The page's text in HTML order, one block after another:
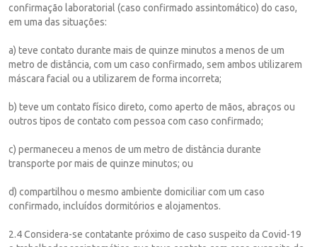
confirmação laboratorial (caso confirmado assintomático) do caso,
em uma das situações:
a) teve contato durante mais de quinze minutos a menos de um
metro de distância, com um caso confirmado, sem ambos utilizarem
máscara facial ou a utilizarem de forma incorreta;
b) teve um contato físico direto, como aperto de mãos, abraços ou
outros tipos de contato com pessoa com caso confirmado;
c) permaneceu a menos de um metro de distância durante
transporte por mais de quinze minutos; ou
d) compartilhou o mesmo ambiente domiciliar com um caso
confirmado, incluídos dormitórios e alojamentos.
2.4 Considera-se contatante próximo de caso suspeito da Covid-19